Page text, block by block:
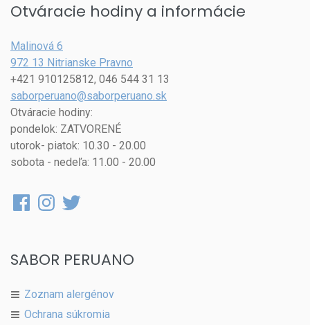
Otváracie hodiny a informácie
Malinová 6
972 13 Nitrianske Pravno
+421 910125812, 046 544 31 13
saborperuano@saborperuano.sk
Otváracie hodiny:
pondelok: ZATVORENÉ
utorok- piatok: 10.30 - 20.00
sobota - nedeľa: 11.00 - 20.00
FacebookInstagram
Twitter
SABOR PERUANO
Zoznam alergénov
Ochrana súkromia